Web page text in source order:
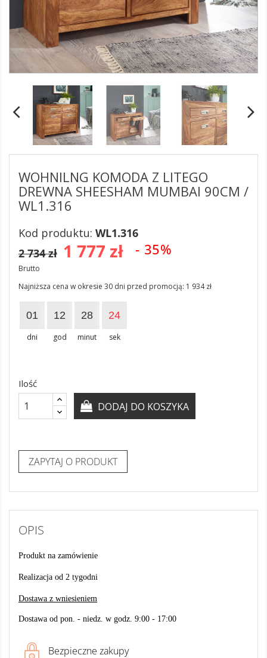
OPIS
Produkt na zamówienie
Realizacja od 2 tygodni
Dostawa z wniesieniem
Dostawa od pon. - niedz. w godz. 9:00 - 17:00
Bezpieczne zakupy
WOHNILNG KOMODA Z LITEGO
DREWNA SHEESHAM MUMBAI 90CM /
WL1.316
Kod produktu: WL1.316
1 777 zł - 35%
2 734 zł
Brutto
Najniższa cena w okresie 30 dni przed promocją: 1 934 zł
01
dni
12
god
28
minut
23
sek
Ilość
DODAJ DO KOSZYKA
ZAPYTAJ O PRODUKT